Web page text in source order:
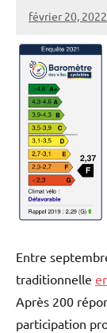
février 20, 2022
Entre
traditionnelle
Après 200
participation